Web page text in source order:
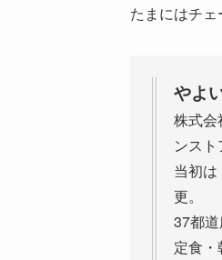
たまにはチ
やよ
株式会
ンスト
当初
更。
37都道
定食・